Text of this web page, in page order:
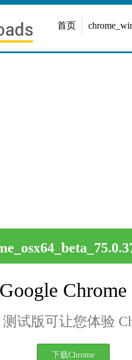
首页
测试版可让您体验
下载Chrome